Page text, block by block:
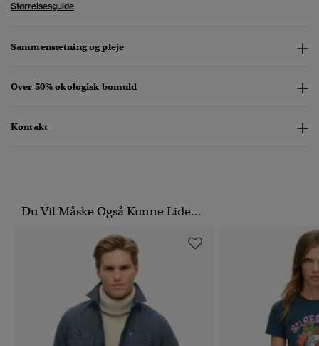
Størrelsesguide
Sammensætning og pleje
Over 50% økologisk bomuld
Kontakt
Du Vil Måske Også Kunne Lide...